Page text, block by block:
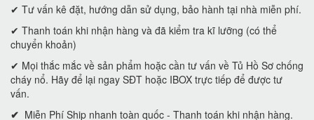
✔ Tư vấn kê đặt, hướng dẫn sử dụng, bảo hành tại nhà miễn phí.
✔ Thanh toán khi nhận hàng và đã kiểm tra kĩ lưỡng (có thể
chuyển khoản)
✔ Mọi thắc mắc về sản phẩm hoặc cần tư vấn về Tủ Hồ Sơ chống
cháy nổ. Hãy để lại ngay SĐT hoặc IBOX trực tiếp để được tư
vấn.
✔ Miễn Phí Ship nhanh toàn quốc - Thanh toán khi nhận hàng.